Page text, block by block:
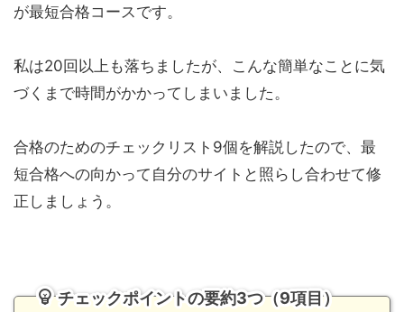
が最短合格コースです。
私は20回以上も落ちましたが、こんな簡単なことに気
づくまで時間がかかってしまいました。
合格のためのチェックリスト9個を解説したので、最
短合格への向かって自分のサイトと照らし合わせて修
正しましょう。
チェックポイントの要約3つ（9項目）